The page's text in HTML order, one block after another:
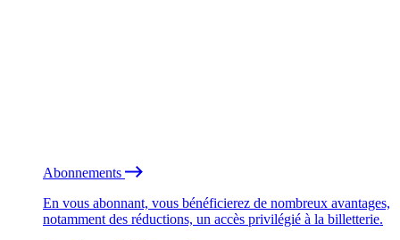
Abonnements
En vous abonnant, vous bénéficierez de nombreux avantages,
notamment des réductions, un accès privilégié à la billetterie.